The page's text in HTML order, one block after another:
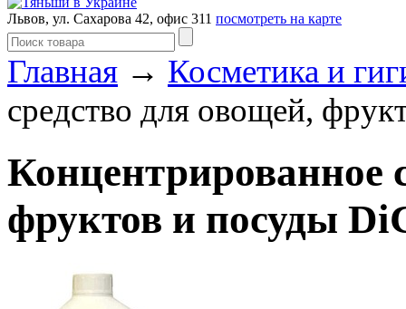
Львов, ул. Сахарова 42, офис 311 посмотреть на карте
Главная → Косметика и
средство для овощей,
Концентрированное
фруктов и посуды